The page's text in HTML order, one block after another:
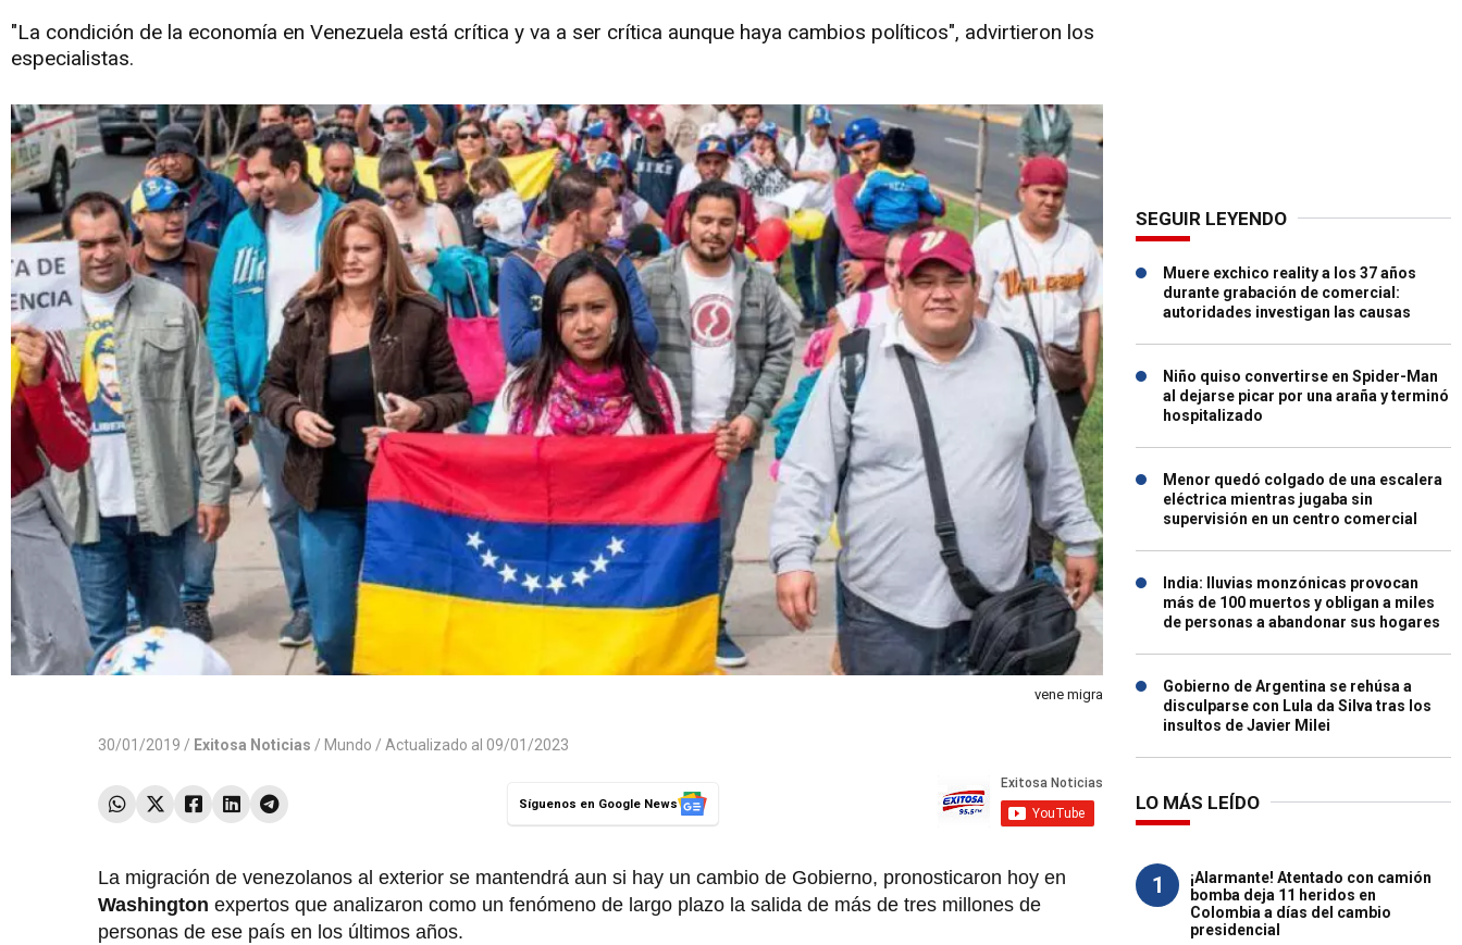
"La condición de la economía en Venezuela está crítica y va a ser crítica aunque haya cambios políticos", advirtieron los
especialistas.
vene migra
30/01/2019 / Exitosa Noticias / Mundo / Actualizado al 09/01/2023
Síguenos en Google News
La migración de venezolanos al exterior se mantendrá aun si hay un cambio de Gobierno, pronosticaron hoy en
Washington expertos que analizaron como un fenómeno de largo plazo la salida de más de tres millones de
personas de ese país en los últimos años.
SEGUIR LEYENDO
Muere exchico reality a los 37 años
durante grabación de comercial:
autoridades investigan las causas
Niño quiso convertirse en Spider-Man
al dejarse picar por una araña y terminó
hospitalizado
Menor quedó colgado de una escalera
eléctrica mientras jugaba sin
supervisión en un centro comercial
India: lluvias monzónicas provocan
más de 100 muertos y obligan a miles
de personas a abandonar sus hogares
Gobierno de Argentina se rehúsa a
disculparse con Lula da Silva tras los
insultos de Javier Milei
LO MÁS LEÍDO
1
¡Alarmante! Atentado con camión
bomba deja 11 heridos en
Colombia a días del cambio
presidencial